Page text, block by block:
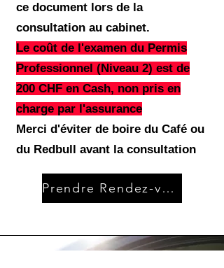
ce document lors de la
consultation au cabinet.
Le coût de l'examen du Permis
Professionnel (Niveau 2) est de
200 CHF en Cash, non pris en
charge par l'assurance
Merci d'éviter de boire du Café ou
du Redbull avant la consultation
Prendre Rendez-vous